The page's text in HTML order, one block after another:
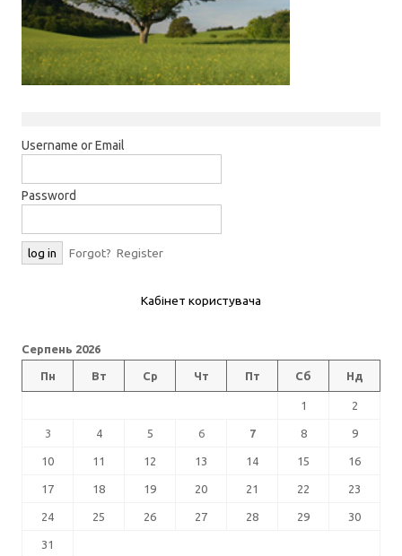
Username or Email
Password
Forgot? Register
Кабінет користувача
Серпень 2026
Пн Вт Ср Чт Пт Сб Нд
1 2
3 4 5 6 7 8 9
10 11 12 13 14 15 16
17 18 19 20 21 22 23
24 25 26 27 28 29 30
31